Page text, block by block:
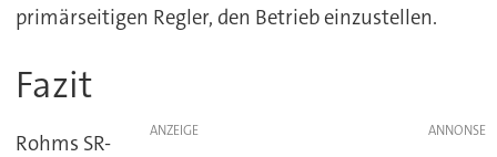
primärseitigen Regler, den Betrieb einzustellen.
Fazit
ANZEIGE
Rohms SR-